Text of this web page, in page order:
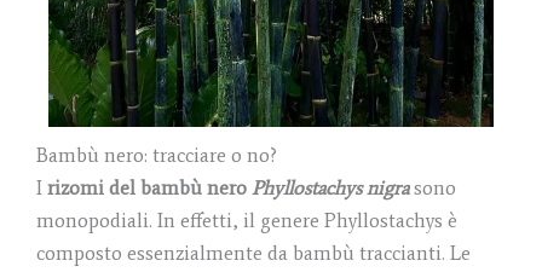
Bambù nero: tracciare o no?
I rizomi del bambù nero Phyllostachys nigrasono
monopodiali. In effetti, il genere Phyllostachys è
composto essenzialmente da bambù traccianti. Le